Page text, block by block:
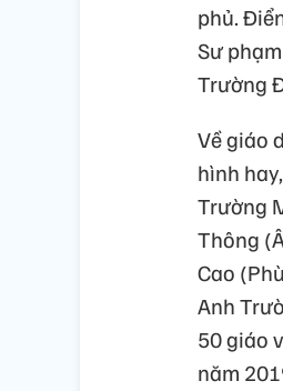
phủ.
Sư
Trường
Về giáo
hình
Trường
Thông
Cao
Anh
50 giáo
năm